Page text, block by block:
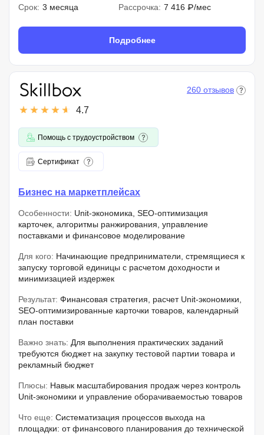
Срок: 3 месяца Рассрочка: 7 416 ₽/мес
Подробнее
4.7
260 отзывов
Помощь с трудоустройством
Сертификат
Бизнес на маркетплейсах
Особенности: Unit-экономика, SEO-оптимизация
карточек, алгоритмы ранжирования, управление
поставками и финансовое моделирование
Для кого: Начинающие предприниматели, стремящиеся к
запуску торговой единицы с расчетом доходности и
минимизацией издержек
Результат: Финансовая стратегия, расчет Unit-экономики,
SEO-оптимизированные карточки товаров, календарный
план поставки
Важно знать: Для выполнения практических заданий
требуются бюджет на закупку тестовой партии товара и
рекламный бюджет
Плюсы: Навык масштабирования продаж через контроль
Unit-экономики и управление оборачиваемостью товаров
Что еще: Систематизация процессов выхода на
площадки: от финансового планирования до технической